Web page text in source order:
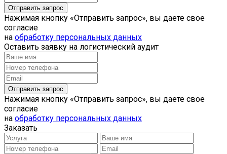
Нажимая кнопку «Отправить запрос», вы даете свое
согласие
на обработку персональных данных
Оставить заявку на логистический аудит
Нажимая кнопку «Отправить запрос», вы даете свое
согласие
на обработку персональных данных
Заказать